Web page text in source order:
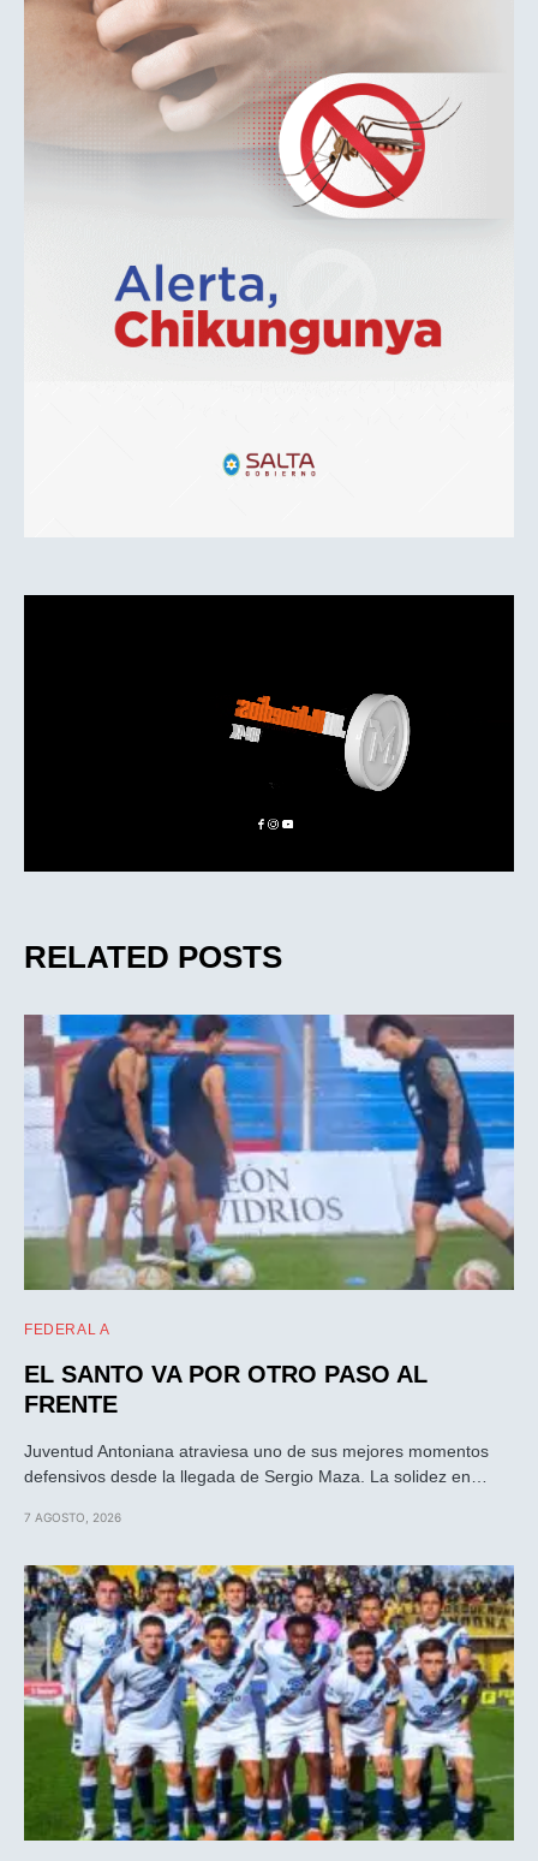
RELATED POSTS
FEDERAL A
EL SANTO VA POR OTRO PASO AL
FRENTE
Juventud Antoniana atraviesa uno de sus mejores momentos
defensivos desde la llegada de Sergio Maza. La solidez en…
7 AGOSTO, 2026